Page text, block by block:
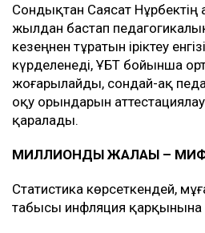
Сондықтан Саясат Нұрбектің
жылдан бастап
кезеңнен тұратын іріктеу
күрделенеді, ҰБТ бойынша
жоғарылайды, сондай-ақ
оқу орындарын
қаралады.
МИЛЛИОНДЫҚ ЖАЛАҚЫ –
Статистика көрсеткендей,
табысы инфляция қарқынына